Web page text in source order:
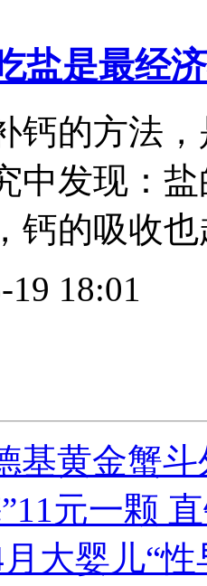
盐是最经
钙的方法
中发现：
钙的吸收
19 18:01
基黄金蟹
元一颗
大婴儿“